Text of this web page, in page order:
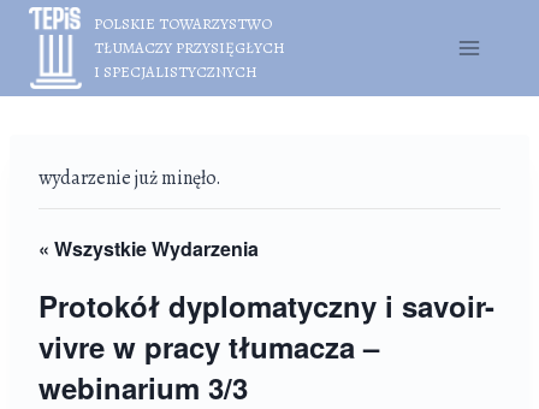
Przejdź
treści
POLSKIE TOWARZYSTWO
TŁUMACZY PRZYSIĘGŁYCH
I SPECJALISTYCZNYCH
wydarzenie już minęło.
« Wszystkie Wydarzenia
Protokół dyplomatyczny i savoir-
vivre w pracy tłumacza –
webinarium 3/3